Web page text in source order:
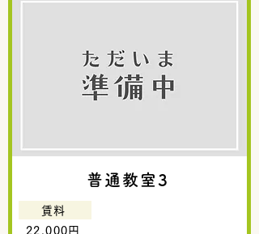
普通教室3
22,000円
賃料